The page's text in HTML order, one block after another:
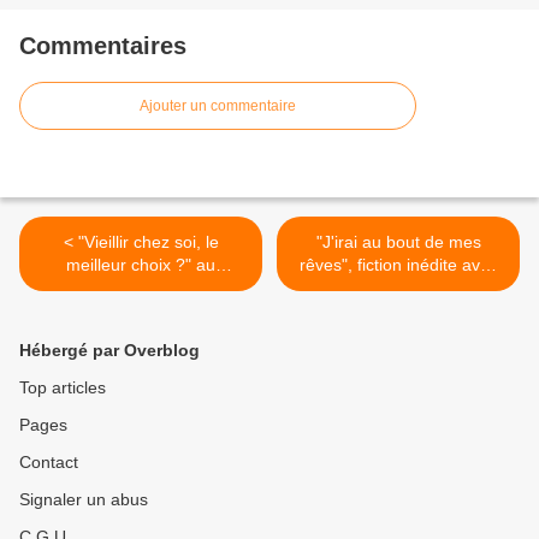
Commentaires
Ajouter un commentaire
< "Vieillir chez soi, le
meilleur choix ?" au
sommaire dans "Enquête
"J'irai au bout de mes
rêves", fiction inédite avec
Camille Lou et Samuel
Hébergé par Overblog
Top articles
Pages
Contact
Signaler un abus